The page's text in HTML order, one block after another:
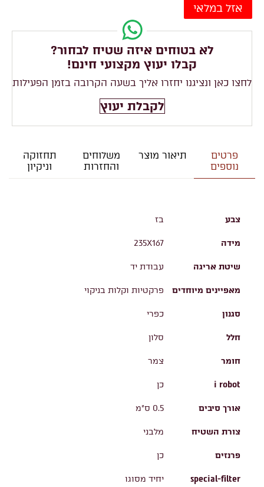
אזל במלאי
לא בטוחים איזה שטיח לבחור?
קבלו יעוץ מקצועי חינם!
לחצו כאן ונציגנו יחזרו אליך בשעה הקרובה בזמן הפעילות
לקבלת יעוץ
פרטים
נוספים
תיאור מוצר
משלוחים
והחזרות
תחזוקה
וניקיון
צבע בז
מידה 235X167
שיטת אריגה עבודת יד
מאפיינים מיוחדים פרקטיות וקלות בניקוי
סגנון כפרי
חלל סלון
חומר צמר
i robot כן
אורך סיבים 0.5 ס"מ
צורת השטיח מלבני
פרנזים כן
special-filter יחיד מסוגו